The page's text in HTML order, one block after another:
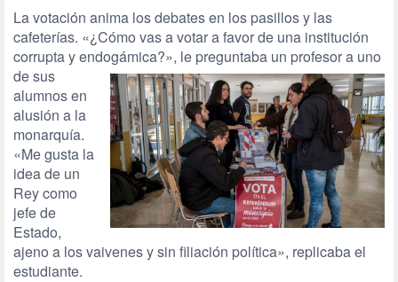
La votación anima los debates en los pasillos y las
cafeterías. «¿Cómo vas a votar a favor de una institución
corrupta y endogámica?», le preguntaba un profesor a uno
de sus
alumnos en
alusión a la
monarquía.
«Me gusta la
idea de un
Rey como
jefe de
Estado,
ajeno a los vaivenes y sin filiación política», replicaba el
estudiante.